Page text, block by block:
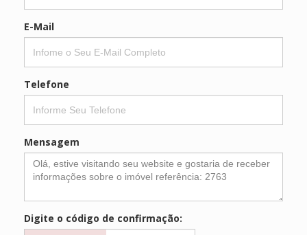
E-Mail
Telefone
Mensagem
Digite o código de confirmação: